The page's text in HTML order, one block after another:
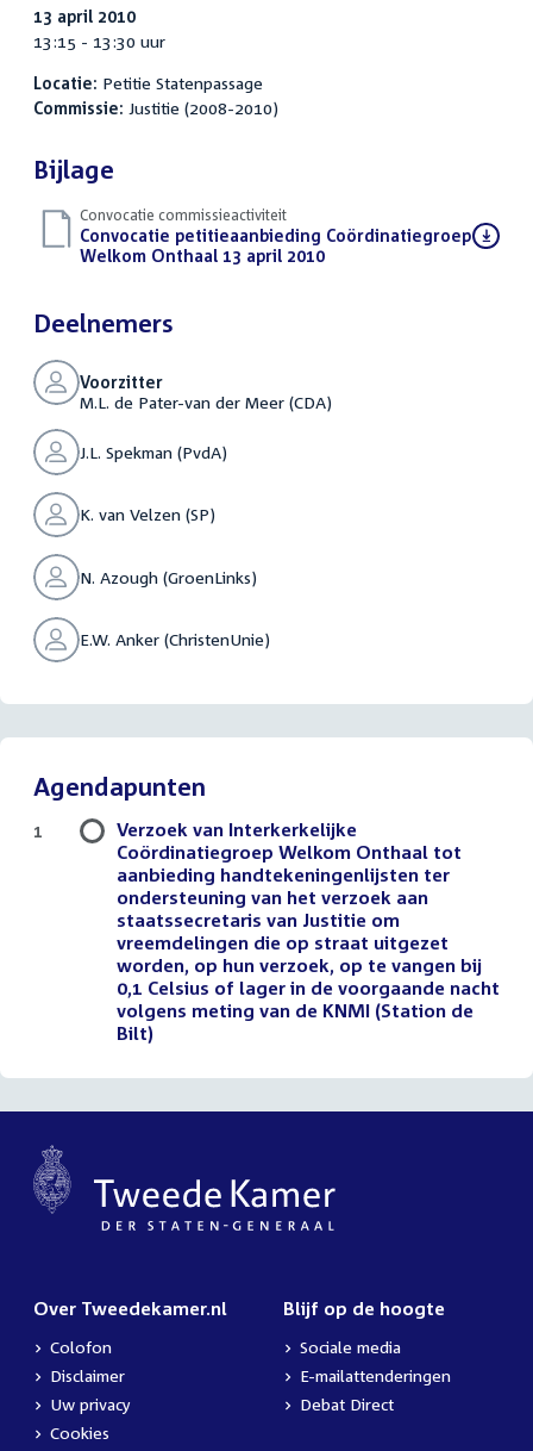
13 april 2010
13:15 - 13:30 uur
Locatie: Petitie Statenpassage
Commissie: Justitie (2008-2010)
Bijlage
Convocatie commissieactiviteit
Download
bestand:
Convocatie petitieaanbieding Coördinatiegroep
Welkom Onthaal 13 april 2010(PDF)
Deelnemers
Voorzitter
M.L. de Pater-van der Meer (CDA)
J.L. Spekman (PvdA)
K. van Velzen (SP)
N. Azough (GroenLinks)
E.W. Anker (ChristenUnie)
Agendapunten
Verzoek van Interkerkelijke
Coördinatiegroep Welkom Onthaal tot
aanbieding handtekeningenlijsten ter
ondersteuning van het verzoek aan
staatssecretaris van Justitie om
vreemdelingen die op straat uitgezet
worden, op hun verzoek, op te vangen bij
0,1 Celsius of lager in de voorgaande nacht
volgens meting van de KNMI (Station de
Bilt)
1
Over Tweedekamer.nl
Colofon
Disclaimer
Uw privacy
Cookies
Blijf op de hoogte
Sociale media
E-mailattenderingen
Debat Direct